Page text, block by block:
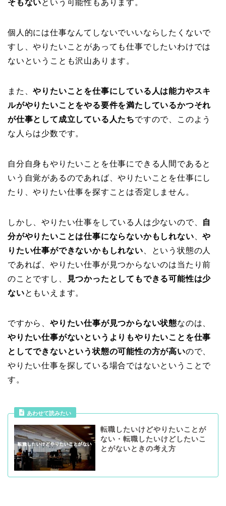
そもないという可能性もあります。
個人的には仕事なんてしないでいいならしたくないで
すし、やりたいことがあっても仕事でしたいわけでは
ないということも沢山あります。
また、やりたいことを仕事にしている人は能力やスキ
ルがやりたいことをやる要件を満たしているかつそれ
が仕事として成立している人たちですので、このよう
な人らは少数です。
自分自身もやりたいことを仕事にできる人間であると
いう自覚があるのであれば、やりたいことを仕事にし
たり、やりたい仕事を探すことは否定しません。
しかし、やりたい仕事をしている人は少ないので、 自
分がやりたいことは仕事にならないかもしれない、や
りたい仕事ができないかもしれない、という状態の人
であれば、やりたい仕事が見つからないのは当たり前
のことですし、
見つかったとしてもできる可能性は少
ないともいえます。
ですから、 やりたい仕事が見つからない状態なのは、
やりたい仕事がないというよりもやりたいことを仕事
としてできないという状態の可能性の方が高いので、
やりたい仕事を探している場合ではないということで
す。
あわせて読みたい
転職したいけどやりたいことが
ない・転職したいけどしたいこ
とがないときの考え方